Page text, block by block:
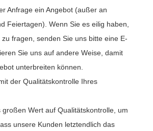
Anfrage ein Angebot (außer an
Feiertagen). Wenn Sie es eilig haben,
fragen, senden Sie uns bitte eine E-
Sie uns auf andere Weise, damit
unterbreiten können.
der Qualitätskontrolle Ihres
großen Wert auf Qualitätskontrolle, um
unsere Kunden letztendlich das